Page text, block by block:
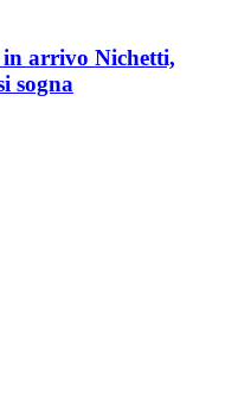
arrivo Nichetti,
sogna